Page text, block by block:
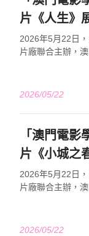
片《人生》
2026年5月22日
片廠聯合主辦，
2026/05/22
「澳門電影
片《小城之
2026年5月22日
片廠聯合主辦，
2026/05/22